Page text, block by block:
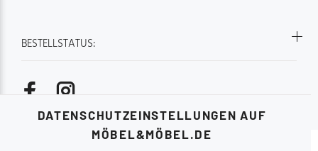
DATENSCHUTZEINSTELLUNGEN AUF
MÖBEL&MÖBEL.DE
BESTELLSTATUS: